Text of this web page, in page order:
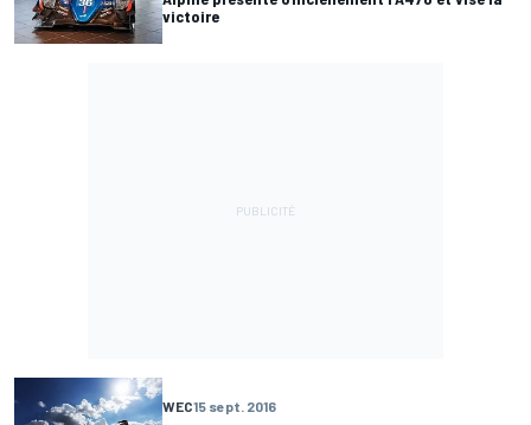
victoire
WEC15 sept. 2016